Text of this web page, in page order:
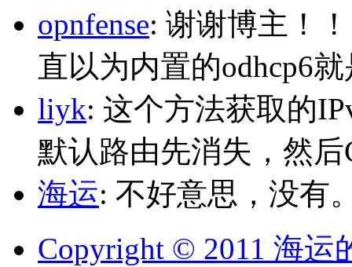
opnfense: 谢谢博主！
直以为内置的odhcp6
liyk: 这个方法获取的
默认路由先消失，然
海运: 不好意思，没有
Copyright © 2011 海运